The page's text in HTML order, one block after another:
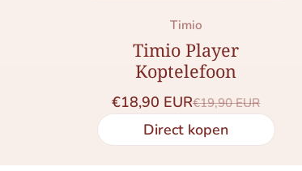
Merk:
Timio
Timio Player
Koptelefoon
Saleprijs
€18,90 EURNormale prijs
€19,90 EUR
Direct kopen